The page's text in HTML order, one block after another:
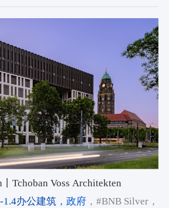
Tchoban Voss Architekten
1.4办公建筑，政府，#BNB Silver，